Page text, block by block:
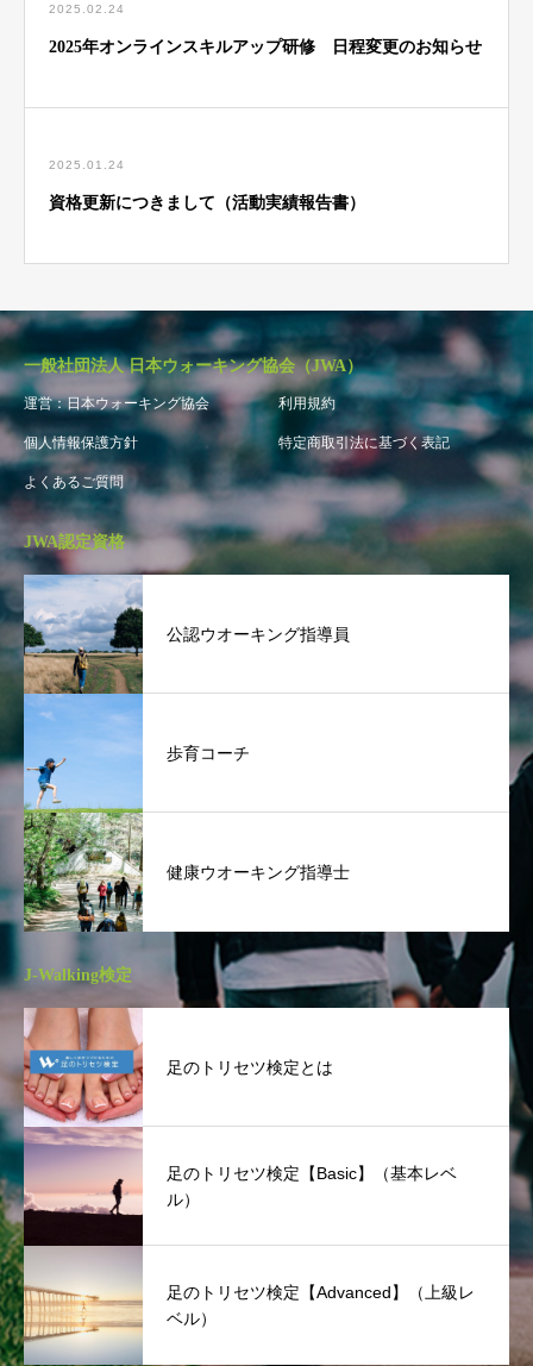
2025.02.24
2025年オンラインスキルアップ研修 日程変更のお知らせ
2025.01.24
資格更新につきまして（活動実績報告書）
一般社団法人 日本ウォーキング協会（JWA）
運営：日本ウォーキング協会 利用規約
個人情報保護方針 特定商取引法に基づく表記
よくあるご質問
JWA認定資格
公認ウオーキング指導員
歩育コーチ
健康ウオーキング指導士
J-Walking検定
足のトリセツ検定とは
足のトリセツ検定【Basic】（基本レベ
ル）
足のトリセツ検定【Advanced】（上級レ
ベル）